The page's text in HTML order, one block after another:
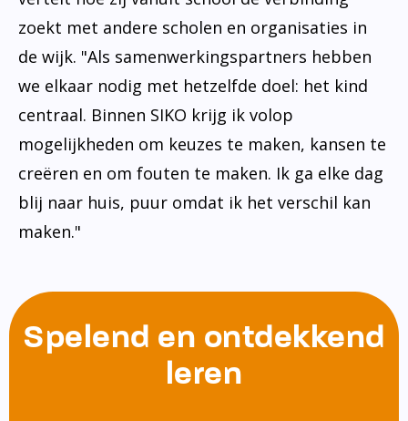
zoekt met andere scholen en organisaties in
de wijk. "Als samenwerkingspartners hebben
we elkaar nodig met hetzelfde doel: het kind
centraal. Binnen SIKO krijg ik volop
mogelijkheden om keuzes te maken, kansen te
creëren en om fouten te maken. Ik ga elke dag
blij naar huis, puur omdat ik het verschil kan
maken."
Spelend en ontdekkend
leren